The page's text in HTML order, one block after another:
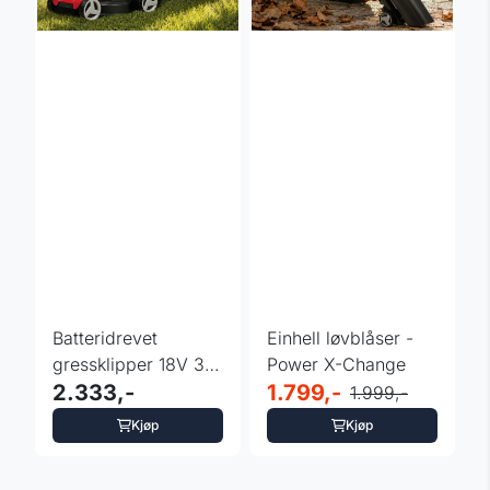
Batteridrevet
gressklipper 18V 32
cm - Einhell
2.333,-
Kjøp
Einhell løvblåser -
Power X-Change
1.799,- 1.999,-
Kjøp